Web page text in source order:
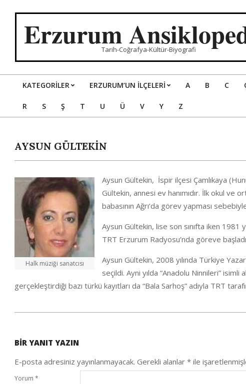
ErzurumTarih-Coğrafya-Kültür-Biyografi
Primary
Navigation
KATEGORILER ERZURUM’UN İLÇELERİ A B C
R S Ş T U Ü V Y Z
AYSUN GÜLTEKİN
Halk müziği sanatcısı
Aysun Gültekin, İspir ilçesi Çamlıkaya
Gültekin, annesi ev hanımıdır. İlk okul ve
babasının Ağrı’da görev yapması
Aysun Gültekin, lise son sınıfta iken 1981
TRT Erzurum Radyosu’nda göreve
Aysun Gültekin, 2008 yılında Türkiye
seçildi. Ayni yılda “Anadolu Ninnileri”
gerçekleştirdiği bazı türkü kayıtları da “Bala Sarhoş” adıyla TRT
05
BIR YANIT YAZIN
E-posta adresiniz yayınlanmayacak. Gerekli alanlar * ile
Yorum *